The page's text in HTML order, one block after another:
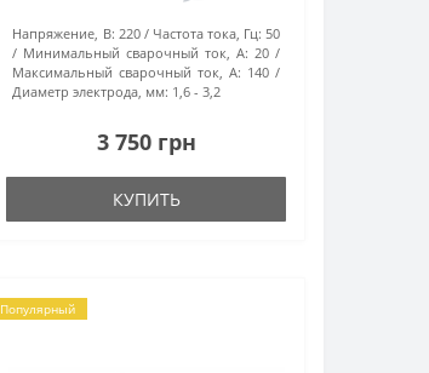
Напряжение, В: 220 Частота тока, Гц: 50
Минимальный сварочный ток, А: 20
Максимальный сварочный ток, А: 140
Диаметр электрода, мм: 1,6 - 3,2
3 750 грн
КУПИТЬ
Популярный